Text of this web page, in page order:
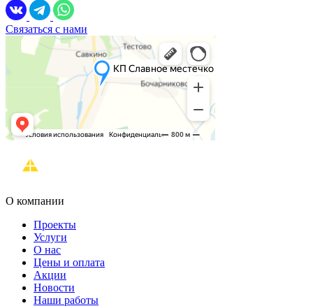
Связаться с нами
О компании
Проекты
Услуги
О нас
Цены и оплата
Акции
Новости
Наши работы